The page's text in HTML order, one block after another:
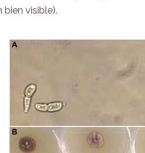
bien visible).